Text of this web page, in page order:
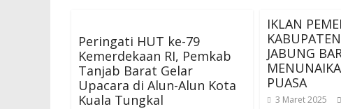
Peringati HUT ke-79
Kemerdekaan RI, Pemkab
Tanjab Barat Gelar
Upacara di Alun-Alun Kota
Kuala Tungkal
IKLAN
JABUNG
PUASA
3 Maret 2025